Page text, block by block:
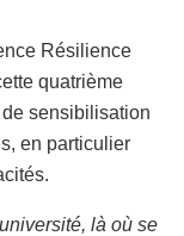
Résilience
quatrième
sensibilisation
en particulier
là où se